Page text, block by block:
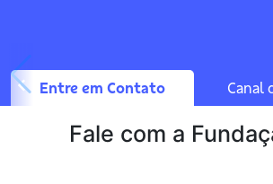
Entre em Contato Canal
Fale com a